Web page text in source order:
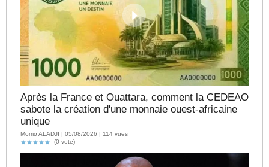
Après la France et Ouattara, comment la CEDEAO
sabote la création d'une monnaie ouest-africaine
unique
Momo ALADJI | 05/08/2026 | 114 vues
(0 vote)